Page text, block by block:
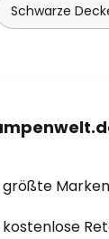
Schwarze
größte